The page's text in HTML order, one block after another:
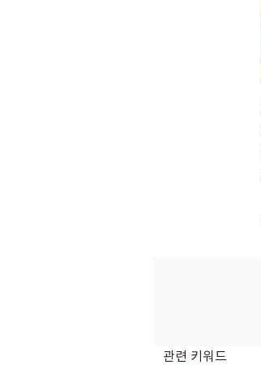
관련 키워드